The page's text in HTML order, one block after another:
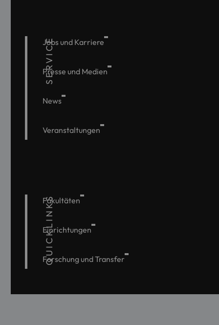
SERVICE
Jobs und Karriere
Presse und Medien
News
Veranstaltungen
QUICKLINKS
Fakultäten
Einrichtungen
Forschung und Transfer